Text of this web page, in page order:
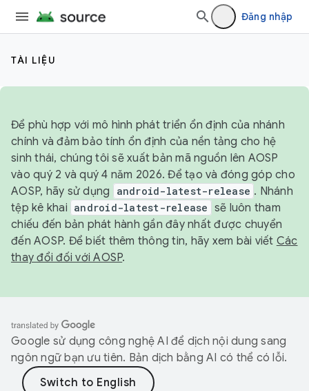
Đăng nhập
TÀI LIỆU
Để phù hợp với mô hình phát triển ổn định của nhánh
chính và đảm bảo tính ổn định của nền tảng cho hệ
sinh thái, chúng tôi sẽ xuất bản mã nguồn lên AOSP
vào quý 2 và quý 4 năm 2026. Để tạo và đóng góp cho
AOSP, hãy sử dụng
android-latest-release . Nhánh
tệp kê khai android-latest-release sẽ luôn tham
chiếu đến bản phát hành gần đây nhất được chuyển
đến AOSP. Để biết thêm thông tin, hãy xem bài viết Các
thay đổi đối với AOSP.
Google sử dụng công nghệ AI để dịch nội dung sang
ngôn ngữ bạn ưu tiên. Bản dịch bằng AI có thể có lỗi.